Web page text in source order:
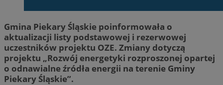
Gmina Piekary Śląskie poinformowała o
aktualizacji listy podstawowej i rezerwowej
uczestników projektu OZE. Zmiany dotyczą
projektu „Rozwój energetyki rozproszonej opartej
o odnawialne źródła energii na terenie Gminy
Piekary Śląskie”.